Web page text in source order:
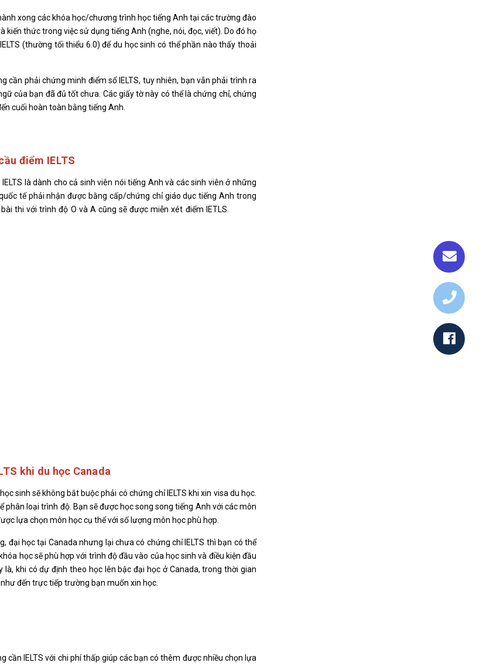
xong các khóa học/chương trình học tiếng Anh tại các trường đào
thức trong việc sử dụng tiếng Anh (nghe, nói, đọc, viết). Do đó họ
(thường tối thiểu 6.0) để du học sinh có thể phần nào thấy thoải
cần phải chứng minh điểm sổ IELTS, tuy nhiên, bạn vẫn phải trình ra
của bạn đã đủ tốt chưa. Các giấy tờ này có thể là chứng chỉ, chứng
cuối hoàn toàn bằng tiếng Anh.
điểm IELTS
là dành cho cả sinh viên nói tiếng Anh và các sinh viên ở những
tế phải nhận được bằng cấp/chứng chỉ giáo dục tiếng Anh trong
thi với trình độ O và A cũng sẽ được miễn xét điểm IETLS.
khi du học Canada
sinh sẽ không bắt buộc phải có chứng chỉ IELTS khi xin visa du học.
loại trình độ. Bạn sẽ được học song song tiếng Anh với các môn
lựa chọn môn học cụ thể với số lượng môn học phù hợp.
đại học tại Canada nhưng lại chưa có chứng chỉ IELTS thì bạn có thể
học sẽ phù hợp với trình độ đầu vào của học sinh và điều kiện đầu
khi có dự định theo học lên bậc đại học ở Canada, trong thời gian
đến trực tiếp trường bạn muốn xin học.
cần IELTS với chi phí thấp giúp các bạn có thêm được nhiều chọn lựa